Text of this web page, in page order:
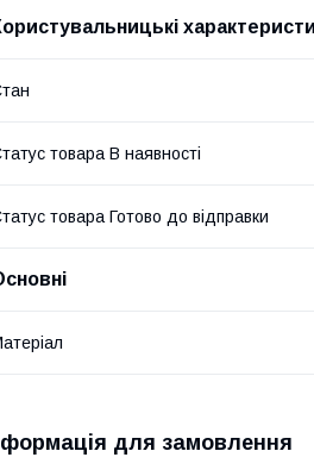
товара В наявності
товара Готово до відправки
для замовлення